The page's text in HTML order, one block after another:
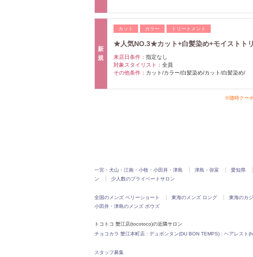
新
規
カット カラー トリートメント
★人気NO.3★カット+白髪染め+モイストト
来店日条件： 指定なし
対象スタイリスト： 全員
その他条件： カット/カラー/白髪染め/カット/白髪染め/
※随時クー
一宮・犬山・江南・小牧・小田井・津島 津島・弥富 愛知県
ン
少人数のプライベートサロン
全国のメンズ ベリーショート 東海のメンズ ロング 東海のカ
小田井・津島のメンズ ボウズ
トコトコ 蟹江店(tocotoco)の近隣サロン
チョコカラ 蟹江本町店 | デュボンタン(DU BON TEMPS) | ヘアレスト
スタッフ募集